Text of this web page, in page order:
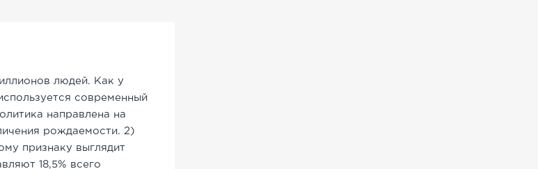
людей. Как у
современный
направлена на
рождаемости. 2)
признаку выглядит
18,5% всего